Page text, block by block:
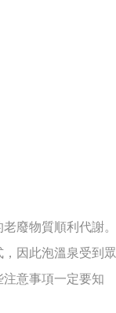
廢物質順利代謝。
因此泡溫泉受到眾
注意事項一定要知